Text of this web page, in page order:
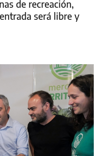
de recreación,
será libre y